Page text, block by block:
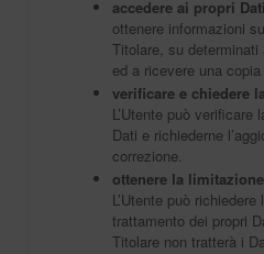
accedere ai propri
ottenere informazioni
Titolare, su
ed a ricevere una
verificare e chiedere
L’Utente può verificare
Dati e richiederne
correzione.
ottenere la
L’Utente può
trattamento dei propri
Titolare non tratterà i